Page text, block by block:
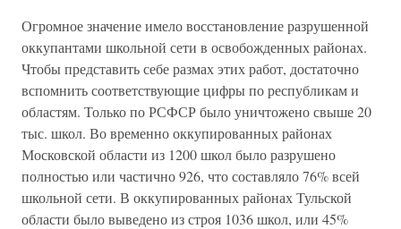
Огромное значение имело восстановление разрушенной
оккупантами школьной сети в освобожденных районах.
Чтобы представить себе размах этих работ, достаточно
вспомнить соответствующие цифры по республикам и
областям. Только по РСФСР было уничтожено свыше 20
тыс. школ. Во временно оккупированных районах
Московской области из 1200 школ было разрушено
полностью или частично 926, что составляло 76% всей
школьной сети. В оккупированных районах Тульской
области было выведено из строя 1036 школ, или 45%